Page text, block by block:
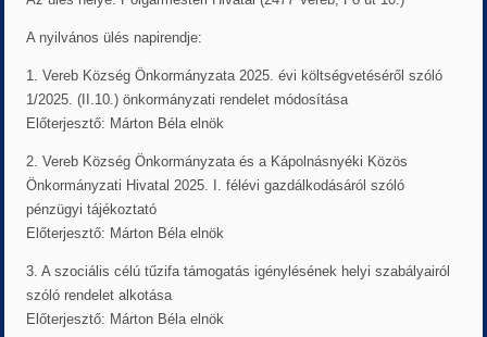
A nyilvános ülés napirendje:
1. Vereb Község Önkormányzata 2025. évi költségvetéséről szóló
1/2025. (II.10.) önkormányzati rendelet módosítása
Előterjesztő: Márton Béla elnök
2. Vereb Község Önkormányzata és a Kápolnásnyéki Közös
Önkormányzati Hivatal 2025. I. félévi gazdálkodásáról szóló
pénzügyi tájékoztató
Előterjesztő: Márton Béla elnök
3. A szociális célú tűzifa támogatás igénylésének helyi szabályairól
szóló rendelet alkotása
Előterjesztő: Márton Béla elnök